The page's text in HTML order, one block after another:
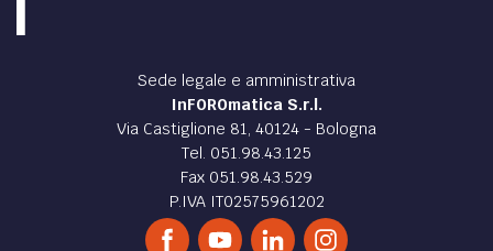
Sede legale e amministrativa
InFOROmatica S.r.l.
Via Castiglione 81, 40124 - Bologna
Tel. 051.98.43.125
Fax 051.98.43.529
P.IVA IT02575961202